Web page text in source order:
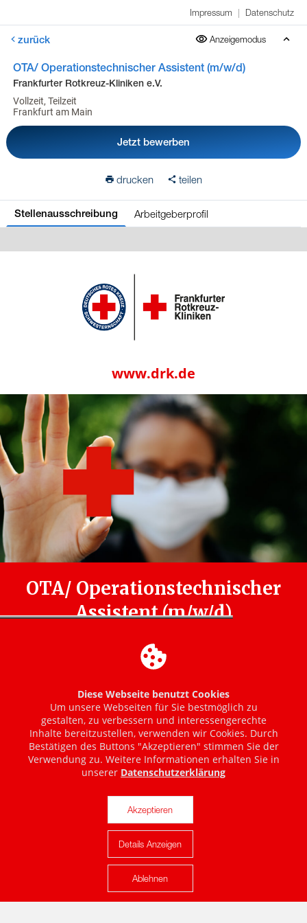
Impressum | Datenschutz
zurück Anzeigemodus
OTA/ Operationstechnischer Assistent (m/w/d)
Frankfurter Rotkreuz-Kliniken e.V.
Vollzeit, Teilzeit
Frankfurt am Main
Jetzt bewerben
drucken teilen
Stellenausschreibung Arbeitgeberprofil
Karte anzeigen
Diese Webseite benutzt Cookies
Um unsere Webseiten für Sie bestmöglich zu
gestalten, zu verbessern und interessengerechte
Inhalte bereitzustellen, verwenden wir Cookies. Durch
Bestätigen des Buttons "Akzeptieren" stimmen Sie der
Verwendung zu. Weitere Informationen erhalten Sie in
unserer Datenschutzerklärung
Akzeptieren
Details Anzeigen
Ablehnen